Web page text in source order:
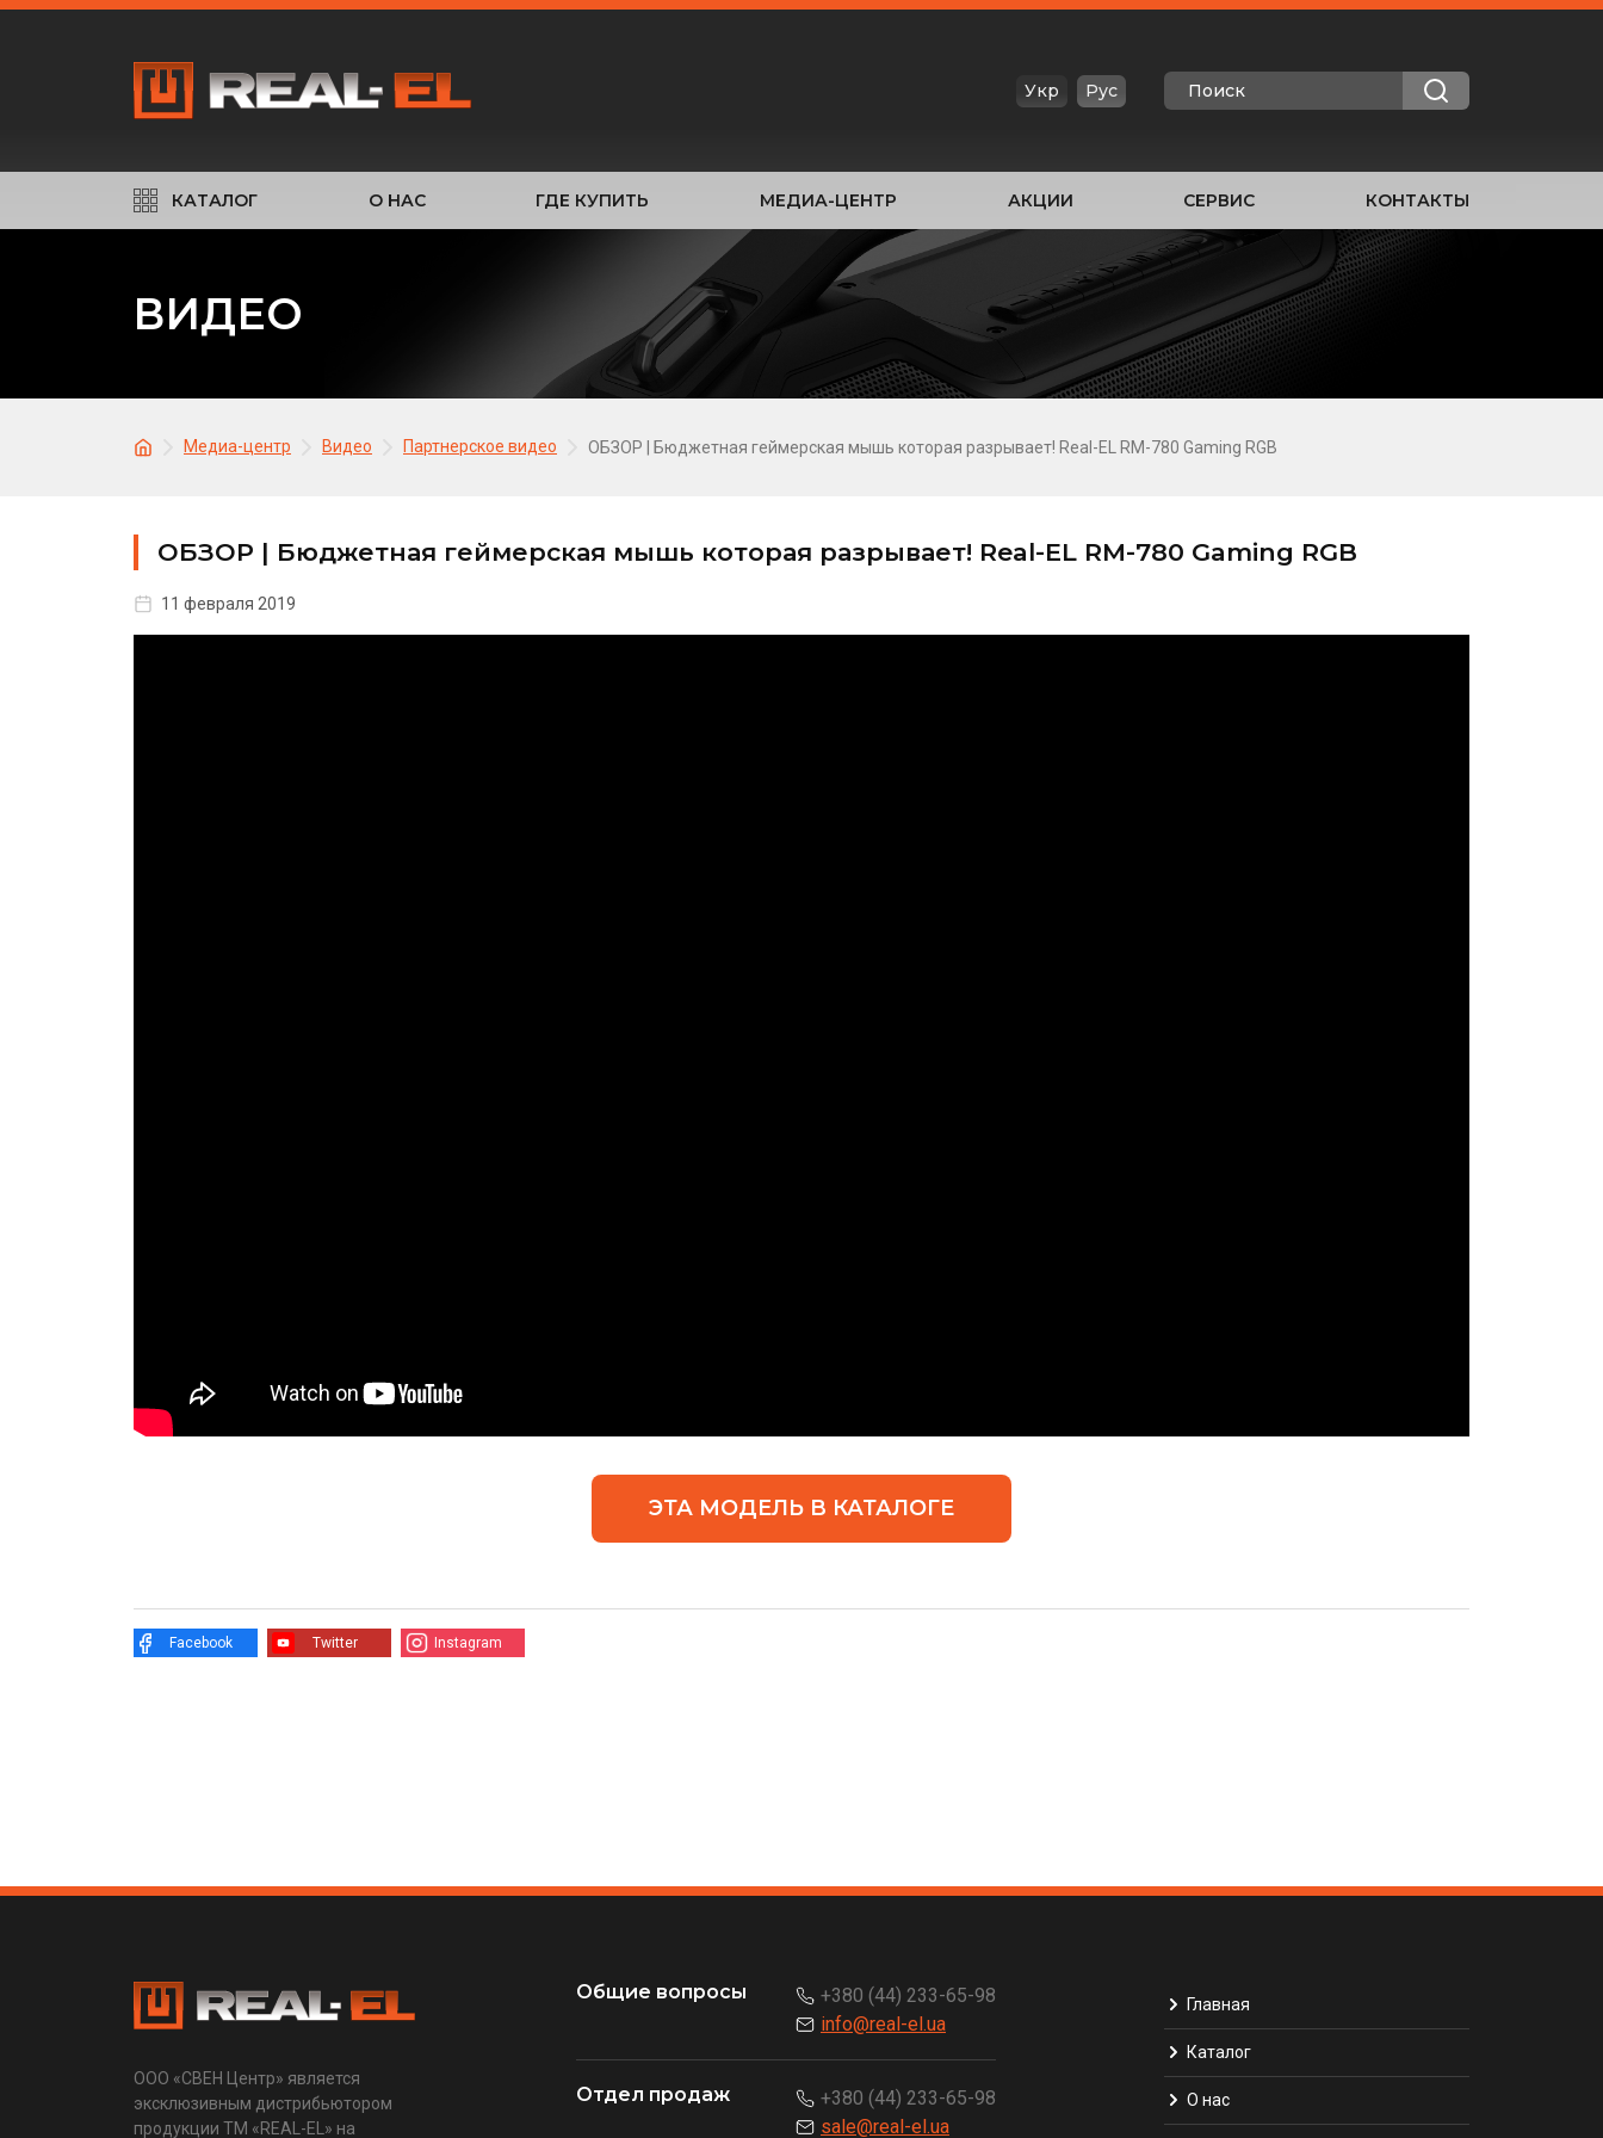
Укр Рус
КАТАЛОГ О НАС ГДЕ КУПИТЬ МЕДИА-ЦЕНТР АКЦИИ СЕРВИС КОНТАКТЫ
ВИДЕО
Медиа-центр Видео Партнерское видео ОБЗОР | Бюджетная геймерская мышь которая разрывает! Real-EL RM-780 Gaming RGB
ОБЗОР | Бюджетная геймерская мышь которая разрывает! Real-EL RM-780 Gaming RGB
11 февраля 2019
ЭТА МОДЕЛЬ В КАТАЛОГЕ
Facebook Twitter Instagram
ООО «СВЕН Центр» является
эксклюзивным дистрибьютором
продукции ТМ «REAL-EL» на
Общие вопросы
+380 (44) 233-65-98
info@real-el.ua
Отдел продаж
+380 (44) 233-65-98
sale@real-el.ua
Главная
Каталог
О нас